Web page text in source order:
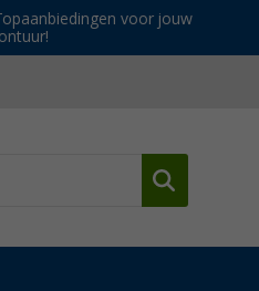
voor jouw